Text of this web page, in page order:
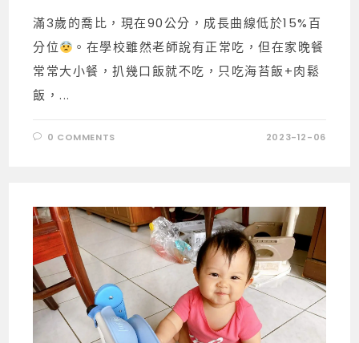
滿3歲的喬比，現在90公分，成長曲線低於15%百
分位
。在學校雖然老師說有正常吃，但在家晚餐
常常大小餐，扒幾口飯就不吃，只吃海苔飯+肉鬆
飯，...
0 COMMENTS 2023-12-06